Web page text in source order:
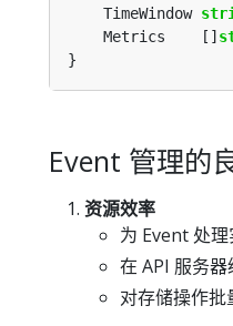
    TimeWindow
    Metrics    []
Event 管理的
资源效率
为 Event 处
在 API 服务
对存储操作